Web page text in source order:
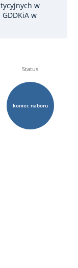
w
w
Status
koniec naboru